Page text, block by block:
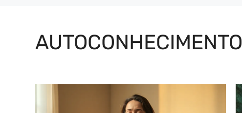
AUTOCONHECIMENTO